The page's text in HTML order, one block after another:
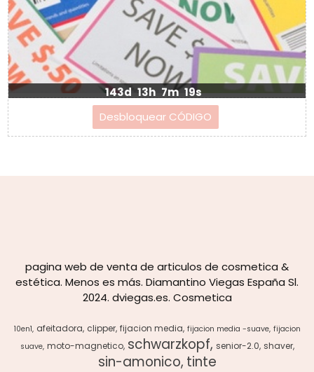
143d 13h 7m 18s
pagina web de venta de articulos de cosmetica &
estética. Menos es más. Diamantino Viegas España Sl.
2024. dviegas.es. Cosmetica
10en1 afeitadora clipper fijacion media fijacion media -suave fijacion
suave moto-magnetico schwarzkopf senior-2.0 shaver
sin-amonico tinte